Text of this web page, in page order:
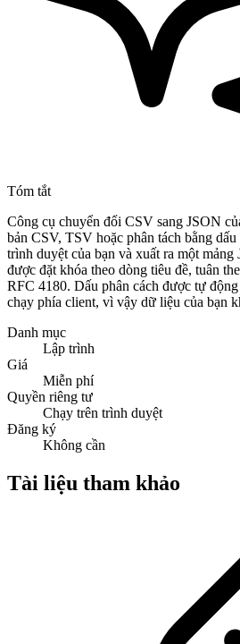
Tóm tắt
Công cụ chuyển đổi CSV sang JSON
bản CSV, TSV hoặc phân tách bằng
trình duyệt của bạn và xuất ra một
được đặt khóa theo dòng tiêu đề, tuân
RFC 4180. Dấu phân cách được tự
chạy phía client, vì vậy dữ liệu của bạn
Danh mục
Lập trình
Giá
Miễn phí
Quyền riêng tư
Chạy trên trình duyệt
Đăng ký
Không cần
Tài liệu tham khảo